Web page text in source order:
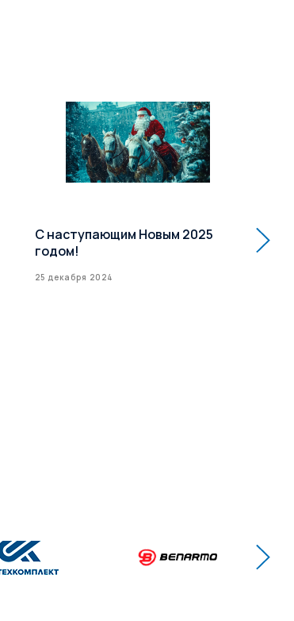
С наступающим Новым 2025
годом!
25 декабря 2024